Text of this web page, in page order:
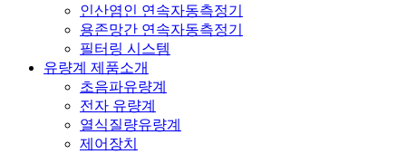
인산염인 연속자동측정기
용존망간 연속자동측정기
필터링 시스템
유량계 제품소개
초음파유량계
전자 유량계
열식질량유량계
제어장치